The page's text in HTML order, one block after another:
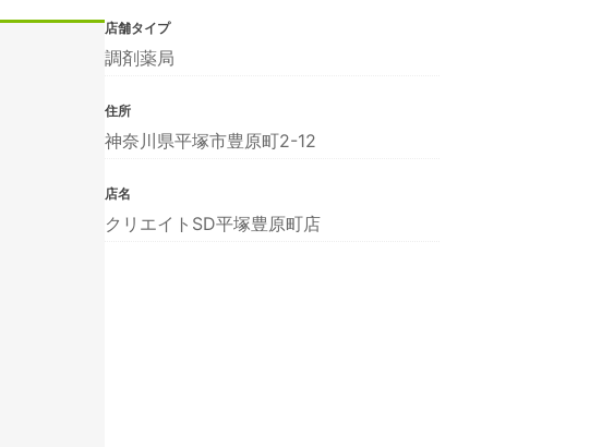
店舗タイプ
調剤薬局
住所
神奈川県平塚市豊原町2-12
店名
クリエイトSD平塚豊原町店